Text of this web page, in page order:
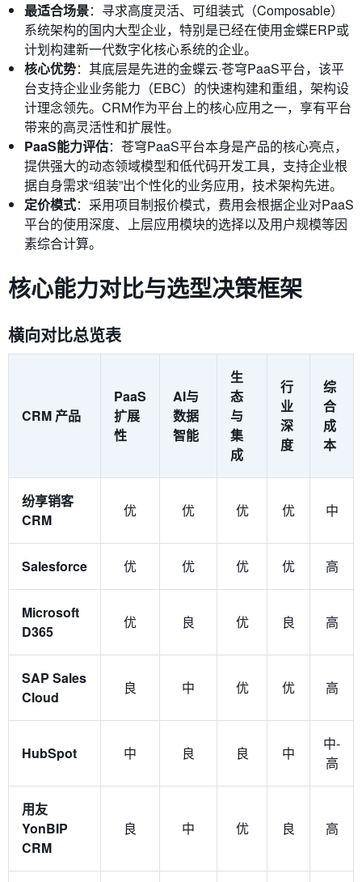
最适合场景：寻求高度灵活、可组装式（Composable）
系统架构的国内大型企业，特别是已经在使用金蝶ERP或
计划构建新一代数字化核心系统的企业。
核心优势：其底层是先进的金蝶云·苍穹PaaS平台，该平
台支持企业业务能力（EBC）的快速构建和重组，架构设
计理念领先。CRM作为平台上的核心应用之一，享有平台
带来的高灵活性和扩展性。
PaaS能力评估：苍穹PaaS平台本身是产品的核心亮点，
提供强大的动态领域模型和低代码开发工具，支持企业根
据自身需求“组装”出个性化的业务应用，技术架构先进。
定价模式：采用项目制报价模式，费用会根据企业对PaaS
平台的使用深度、上层应用模块的选择以及用户规模等因
素综合计算。
核心能力对比与选型决策框架
横向对比总览表
CRM 产品
PaaS
扩展
性
AI与
数据
智能
生
态
与
集
成
行
业
深
度
综
合
成
本
纷享销客
CRM
优 优 优 优 中
Salesforce 优 优 优 优 高
Microsoft
D365
优 良 优 良 高
SAP Sales
Cloud
良 中 优 优 高
HubSpot 中 良 良 中
中-
高
用友
YonBIP
CRM
良 中 优 良 高